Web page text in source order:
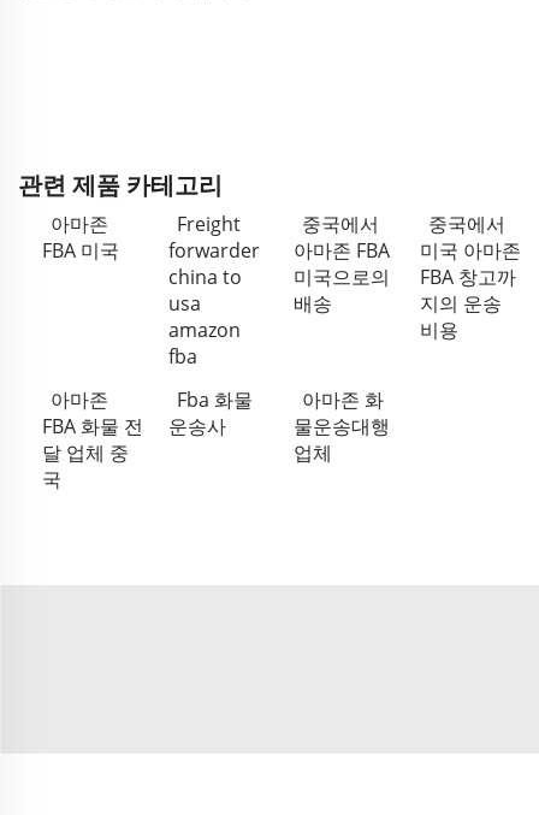
관련 제품 카테고리
아마존
FBA 미국
Freight
forwarder
china to
usa
amazon
fba
중국에서
아마존 FBA
미국으로의
배송
중국에서
미국 아마존
FBA 창고까
지의 운송
비용
아마존
FBA 화물 전
달 업체 중
국
Fba 화물
운송사
아마존 화
물운송대행
업체